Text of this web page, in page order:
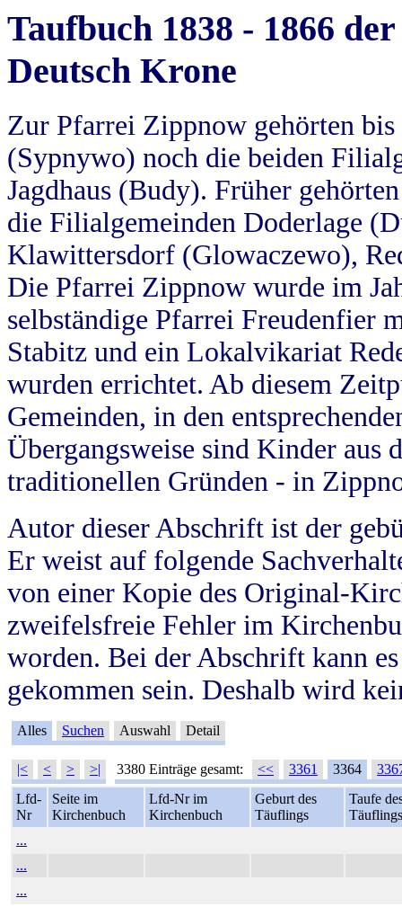
Taufbuch 1838 - 1866
Deutsch Krone
Zur Pfarrei Zippnow gehörten
(Sypnywo) noch die beiden
Jagdhaus (Budy). Früher
die Filialgemeinden Doderlage
Klawittersdorf (Glowaczewo),
Die Pfarrei Zippnow wurde im
selbständige Pfarrei Freudenfier
Stabitz und ein Lokalvikariat
wurden errichtet. Ab diesem
Gemeinden, in den
Übergangsweise sind Kinder aus
traditionellen Gründen - in
Autor dieser Abschrift ist der
Er weist auf folgende
von einer Kopie des Original-
zweifelsfreie Fehler im
worden. Bei der Abschrift kann
gekommen sein. Deshalb wird
Alles Suchen Auswahl Detail
|< < > >| 3380 Einträge gesamt: << 3361 3364
Lfd-
Nr
Seite im
Kirchenbuch
Lfd-Nr im
Kirchenbuch
Geburt des
Täuflings
Taufe
Täuflings
...
...
...